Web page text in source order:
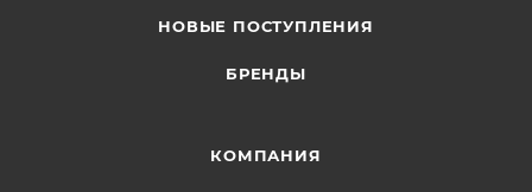
НОВЫЕ ПОСТУПЛЕНИЯ
БРЕНДЫ
КОМПАНИЯ